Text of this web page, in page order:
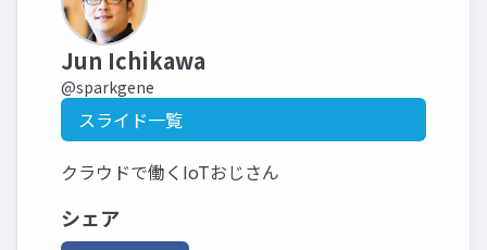
Jun Ichikawa
@sparkgene
スライド一覧
クラウドで働くIoTおじさん
シェア